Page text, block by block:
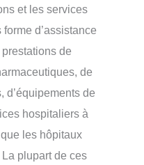
et les services
d’assistance
de
de
d’équipements de
hospitaliers à
les hôpitaux
plupart de ces